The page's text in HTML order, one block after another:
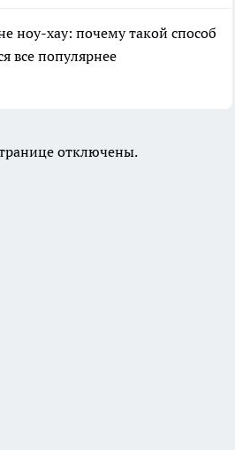
ноу-хау: почему такой способ
все популярнее
отключены.